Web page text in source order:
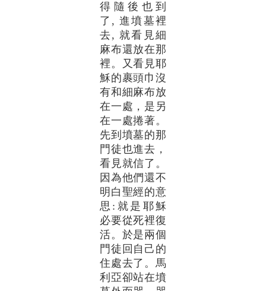
得隨後也到
了, 進墳墓裡
去, 就看見細
麻布還放在那
裡。又看見耶
穌的裹頭巾沒
有和細麻布放
在一處，是另
在一處捲著。
先到墳墓的那
門徒也進去，
看見就信了。
因為他們還不
明白聖經的意
思:就是耶穌
必要從死裡復
活。於是兩個
門徒回自己的
住處去了。馬
利亞卻站在墳